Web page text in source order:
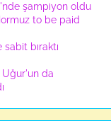
şampiyon oldu
to be paid
bıraktı
Uğur'un da